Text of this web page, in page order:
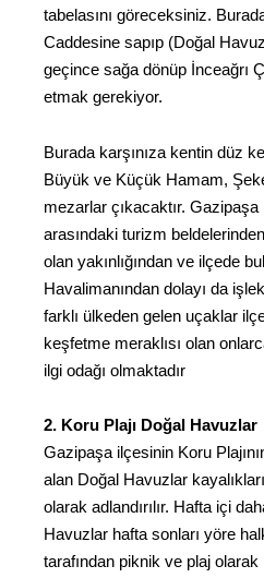
tabelasını göreceksiniz.
Caddesine sapıp (Doğal
geçince sağa dönüp İnceağrı
etmak gerekiyor.
Burada karşınıza kentin düz
Büyük ve Küçük Hamam,
mezarlar çıkacaktır.
arasındaki turizm
olan yakınlığından ve ilçede
Havalimanından dolayı da
farklı ülkeden gelen uçaklar
keşfetme meraklısı olan
ilgi odağı olmaktadır
2. Koru Plajı Doğal Havuzlar
Gazipaşa ilçesinin Koru
alan Doğal Havuzlar
olarak adlandırılır. Hafta içi
Havuzlar hafta sonları yöre
tarafından piknik ve plaj olarak